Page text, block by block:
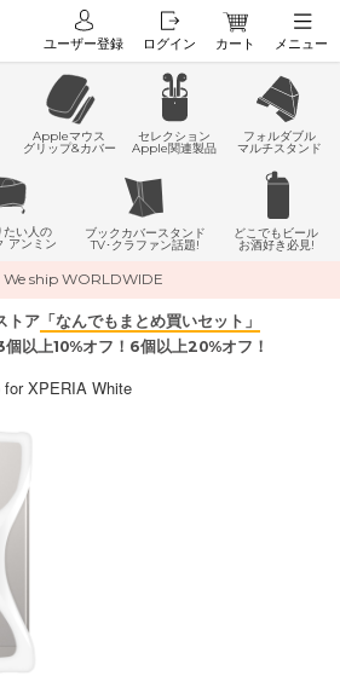
ユーザー登録 ログイン カート メニュー
Appleマウス
グリップ&カバー
セレクション
Apple関連製品
フォルダブル
マルチスタンド
たい人の
アンミン
ブックカバースタンド
TV･クラファン話題!
どこでもビール
お酒好き必見!
We ship WORLDWIDE
トア 「なんでもまとめ買いセット」
以上10%オフ！6個以上20%オフ！
for XPERIA White